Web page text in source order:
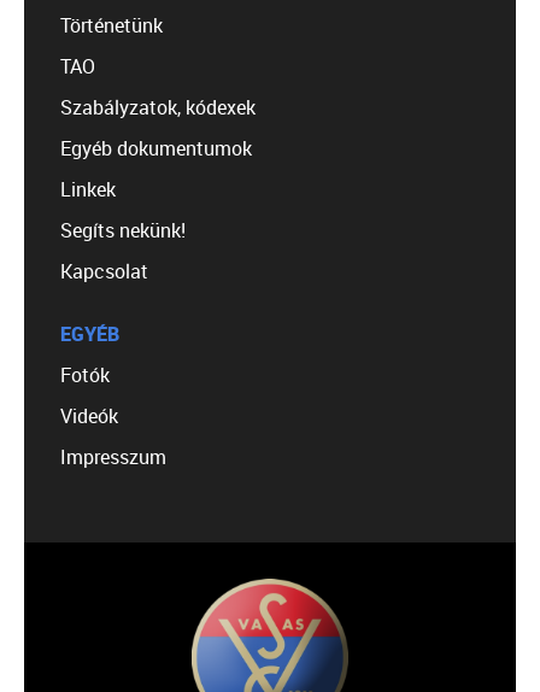
Történetünk
TAO
Szabályzatok, kódexek
Egyéb dokumentumok
Linkek
Segíts nekünk!
Kapcsolat
EGYÉB
Fotók
Videók
Impresszum